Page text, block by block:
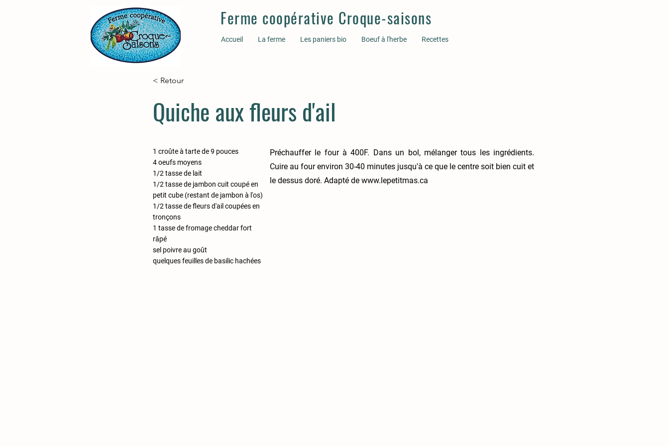
Ferme coopérative Croque-saisons
Accueil La ferme Les paniers bio Boeuf à l'herbe Recettes
< Retour
Quiche aux fleurs d'ail
1 croûte à tarte de 9 pouces
4 oeufs moyens
1/2 tasse de lait
1/2 tasse de jambon cuit coupé en
petit cube (restant de jambon à l'os)
1/2 tasse de fleurs d'ail coupées en
tronçons
1 tasse de fromage cheddar fort
râpé
sel poivre au goût
quelques feuilles de basilic hachées
Préchauffer le four à 400F. Dans un bol, mélanger tous les ingrédients.
Cuire au four environ 30-40 minutes jusqu'à ce que le centre soit bien cuit et
le dessus doré. Adapté de www.lepetitmas.ca